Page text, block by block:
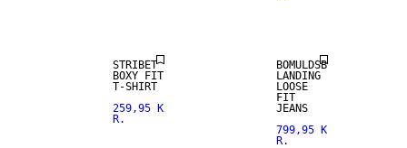
STRIBET
BOXY FIT
T-SHIRT
259,95 K
R.
BOMULDSB
LANDING
LOOSE
FIT
JEANS
799,95 K
R.